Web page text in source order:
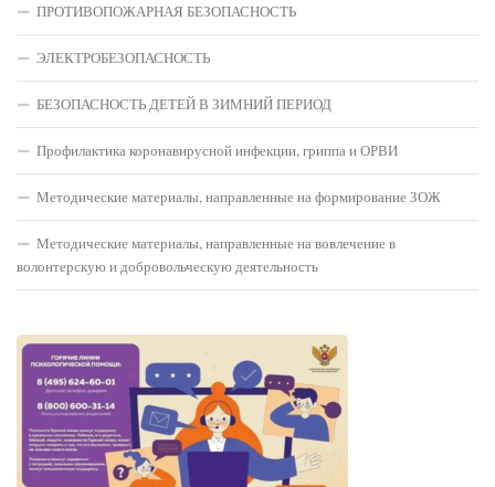
ПРОТИВОПОЖАРНАЯ БЕЗОПАСНОСТЬ
ЭЛЕКТРОБЕЗОПАСНОСТЬ
БЕЗОПАСНОСТЬ ДЕТЕЙ В ЗИМНИЙ ПЕРИОД
Профилактика коронавирусной инфекции, гриппа и ОРВИ
Методические материалы, направленные на формирование ЗОЖ
Методические материалы, направленные на вовлечение в
волонтерскую и добровольческую деятельность